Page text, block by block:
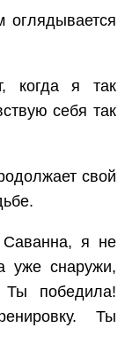
оглядывается
когда я так
себя так
свой
Саванна, я не
уже снаружи,
победила!
Ты